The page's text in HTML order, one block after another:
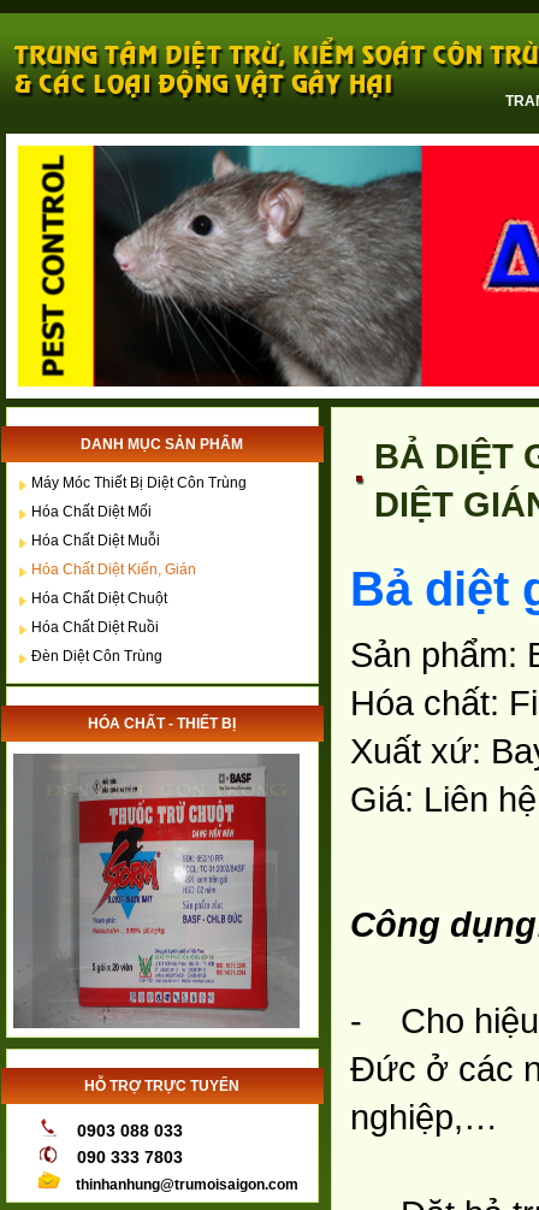
DANH MỤC SẢN PHẨM
Máy Móc Thiết Bị Diệt Côn Trùng
Hóa Chất Diệt Mối
Hóa Chất Diệt Muỗi
Hóa Chất Diệt Kiến, Gián
Hóa Chất Diệt Chuột
Hóa Chất Diệt Ruồi
Đèn Diệt Côn Trùng
HÓA CHẤT - THIẾT BỊ
HỖ TRỢ TRỰC TUYẾN
0903 088 033
090 333 7803
thinhanhung@trumoisaigon.com
BẢ DIỆT
DIỆT
Bả diệt
Sản phẩm:
Hóa chất:
Xuất xứ:
Giá: Liên
Công
- Cho hiệu
Đức ở các
nghiệp,…